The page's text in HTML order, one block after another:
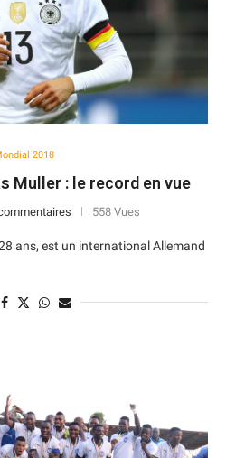
2018
Muller : le record en vue
558 Vues
ans, est un international Allemand